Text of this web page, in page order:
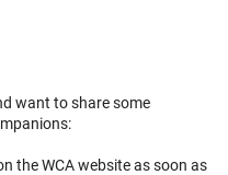
want to share some
the WCA website as soon as